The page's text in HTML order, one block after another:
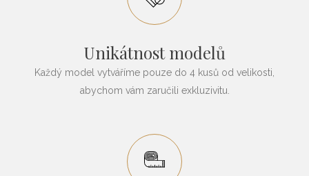
Unikátnost modelů
Každý model vytváříme pouze do 4 kusů od velikosti,
abychom vám zaručili exkluzivitu.